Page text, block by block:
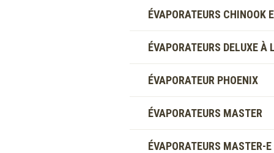
ÉVAPORATEURS CHINOOK
ÉVAPORATEURS DELUXE À
ÉVAPORATEUR PHOENIX
ÉVAPORATEURS MASTER
ÉVAPORATEURS MASTER-E